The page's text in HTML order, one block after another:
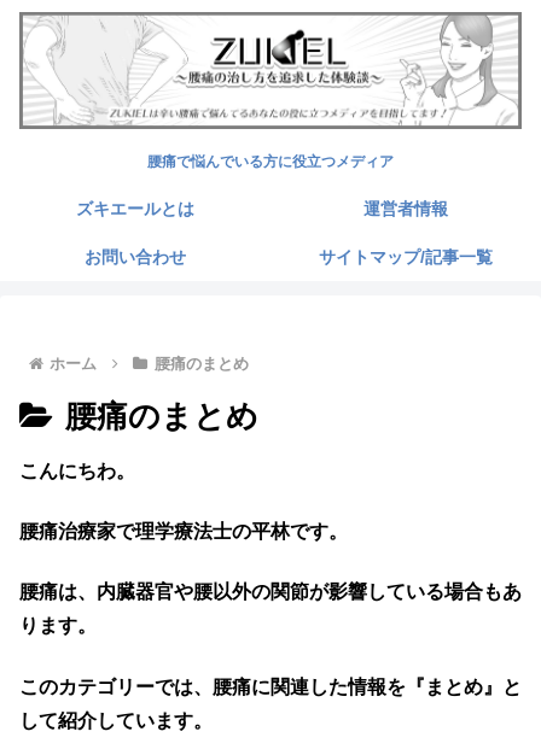
腰痛で悩んでいる方に役立つメディア
ズキエールとは 運営者情報
お問い合わせ サイトマップ/記事一覧
ホーム 腰痛のまとめ
腰痛のまとめ
こんにちわ。
腰痛治療家で理学療法士の平林です。
腰痛は、内臓器官や腰以外の関節が影響している場合もあ
ります。
このカテゴリーでは、腰痛に関連した情報を『まとめ』と
して紹介しています。